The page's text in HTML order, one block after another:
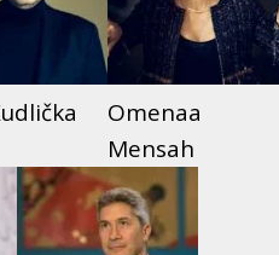
Omenaa
Mensah